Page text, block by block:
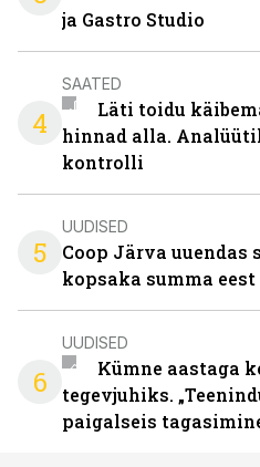
ja Gastro Studio
4
SAATED
Läti toidu
hinnad alla.
kontrolli
5
UUDISED
Coop Järva uuendas
kopsaka summa eest
6
UUDISED
Kümne aastaga
tegevjuhiks.
paigalseis